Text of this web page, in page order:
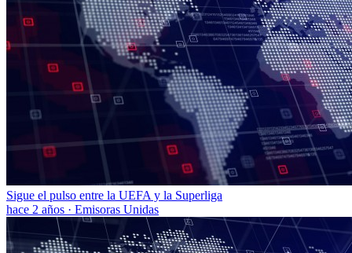
Sigue el pulso entre la UEFA y la Superliga
hace 2 años · Emisoras Unidas